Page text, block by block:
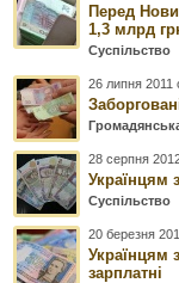
Перед
1,3 млрд
Суспільство
26 липня 2011
28 серпня
Українцям
Суспільство
20 березня
Українцям
зарплатні